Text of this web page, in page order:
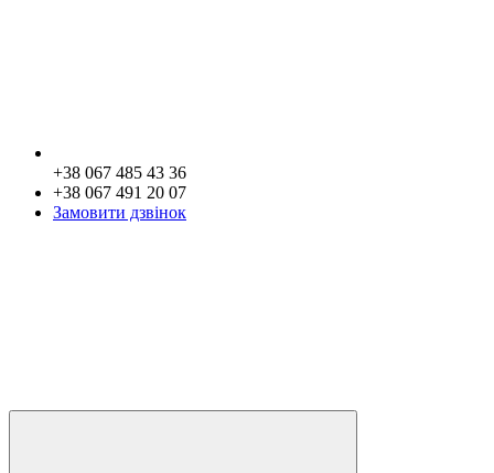
+38 067 485 43 36
+38 067 491 20 07
Замовити дзвінок